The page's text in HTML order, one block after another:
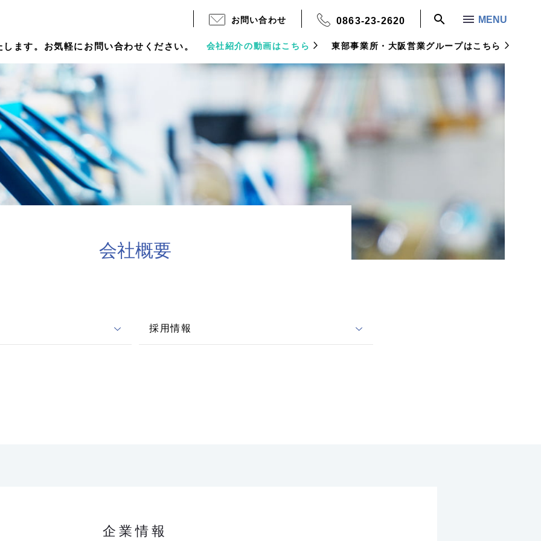
お問い合わせ 0863-23-2620 MENU
ます。お気軽にお問い合わせください。 会社紹介の動画はこちら 東部事業所・大阪営業グループはこちら
会社概要
採用情報
企業情報